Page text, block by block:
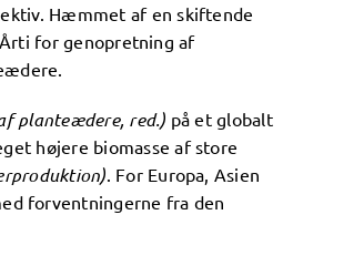
Hæmmet af en skiftende
for genopretning af
planteædere, red.) på et globalt
højere biomasse af store
. For Europa, Asien
forventningerne fra den